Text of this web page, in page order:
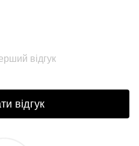
відгук
відгук